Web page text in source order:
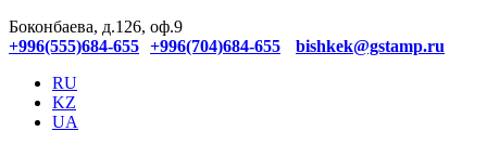
Боконбаева, д.126, оф.9
+996(555)684-655 +996(704)684-655
bishkek@gstamp.ru
RU
KZ
UA